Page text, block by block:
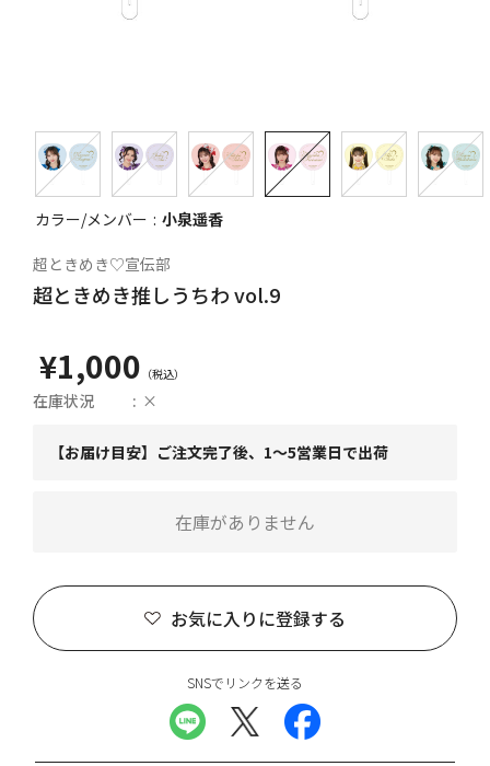
カラー/メンバー 小泉遥香
超ときめき♡宣伝部
超ときめき推しうちわ vol.9
¥1,000
在庫状況 ×
【お届け目安】ご注文完了後、1～5営業日で出荷
お気に入りに登録する
在庫がありません
SNSでリンクを送る